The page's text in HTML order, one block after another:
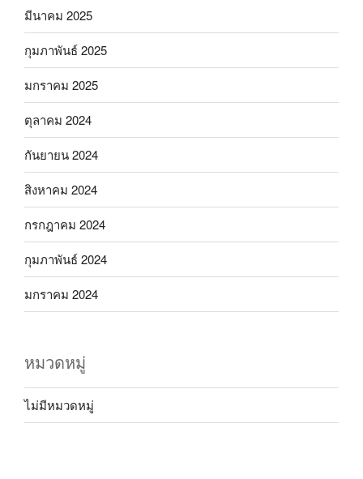
มีนาคม 2025
กุมภาพันธ์ 2025
มกราคม 2025
ตุลาคม 2024
กันยายน 2024
สิงหาคม 2024
กรกฎาคม 2024
กุมภาพันธ์ 2024
มกราคม 2024
หมวดหมู่
ไม่มีหมวดหมู่